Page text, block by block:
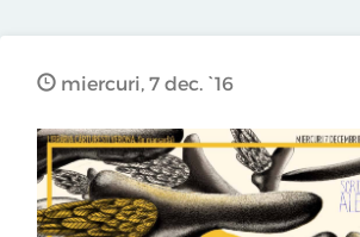
miercuri, 7 dec. `16